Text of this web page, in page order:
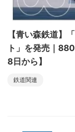
【青い森鉄道】
ト」を発売｜
8日から】
鉄道関連